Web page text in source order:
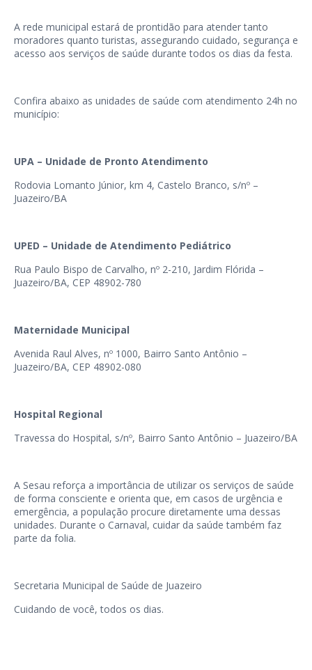
A rede municipal estará de prontidão para atender tanto
moradores quanto turistas, assegurando cuidado, segurança e
acesso aos serviços de saúde durante todos os dias da festa.
Confira abaixo as unidades de saúde com atendimento 24h no
município:
UPA – Unidade de Pronto Atendimento
Rodovia Lomanto Júnior, km 4, Castelo Branco, s/nº –
Juazeiro/BA
UPED – Unidade de Atendimento Pediátrico
Rua Paulo Bispo de Carvalho, nº 2-210, Jardim Flórida –
Juazeiro/BA, CEP 48902-780
Maternidade Municipal
Avenida Raul Alves, nº 1000, Bairro Santo Antônio –
Juazeiro/BA, CEP 48902-080
Hospital Regional
Travessa do Hospital, s/nº, Bairro Santo Antônio – Juazeiro/BA
A Sesau reforça a importância de utilizar os serviços de saúde
de forma consciente e orienta que, em casos de urgência e
emergência, a população procure diretamente uma dessas
unidades. Durante o Carnaval, cuidar da saúde também faz
parte da folia.
Secretaria Municipal de Saúde de Juazeiro
Cuidando de você, todos os dias.